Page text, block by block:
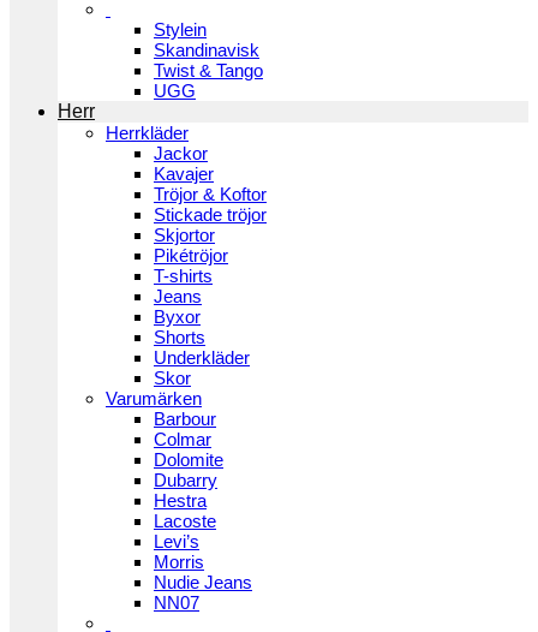
Stylein
Skandinavisk
Twist & Tango
UGG
Herr
Herrkläder
Jackor
Kavajer
Tröjor & Koftor
Stickade tröjor
Skjortor
Pikétröjor
T-shirts
Jeans
Byxor
Shorts
Underkläder
Skor
Varumärken
Barbour
Colmar
Dolomite
Dubarry
Hestra
Lacoste
Levi’s
Morris
Nudie Jeans
NN07